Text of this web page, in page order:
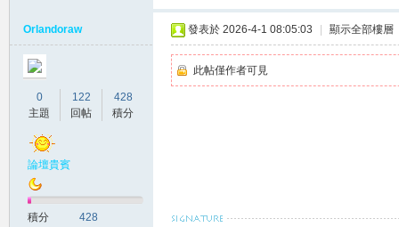
Orlandoraw
0
主題
122
回帖
428
積分
論壇貴賓
積分 428
發表於 2026-4-1 08:05:03 顯示全部樓層
此帖僅作者可見